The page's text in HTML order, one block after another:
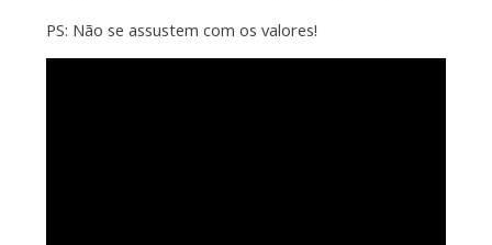
PS: Não se assustem com os valores!